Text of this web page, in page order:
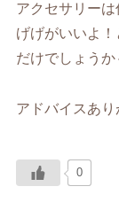
アクセサリー
げげがいいよ
だけでしょうか
アドバイスあり
0